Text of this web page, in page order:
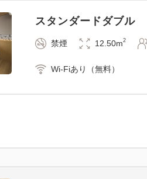
スタンダードダブル
禁煙 12.50m2
Wi-Fiあり（無料）